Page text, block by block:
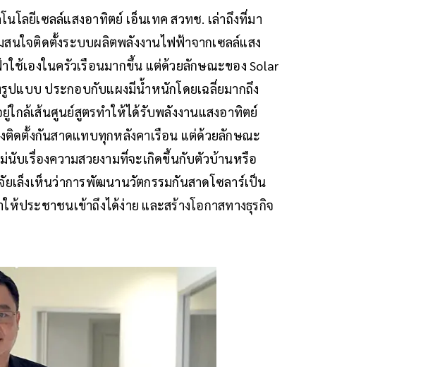
โลยีเซลล์แสงอาทิตย์ เอ็นเทค สวทช. เล่าถึงที่มา
นใจติดตั้งระบบผลิตพลังงานไฟฟ้าจากเซลล์แสง
ช้เองในครัวเรือนมากขึ้น แต่ด้วยลักษณะของ Solar
ปแบบ ประกอบกับแผงมีน้ำหนักโดยเฉลี่ยมากถึง
ใกล้เส้นศูนย์สูตรทำให้ได้รับพลังงานแสงอาทิตย์
ดตั้งกันสาดแทบทุกหลังคาเรือน แต่ด้วยลักษณะ
นับเรื่องความสวยงามที่จะเกิดขึ้นกับตัวบ้านหรือ
เล็งเห็นว่าการพัฒนานวัตกรรมกันสาดโซลาร์เป็น
ประชาชนเข้าถึงได้ง่าย และสร้างโอกาสทางธุรกิจ